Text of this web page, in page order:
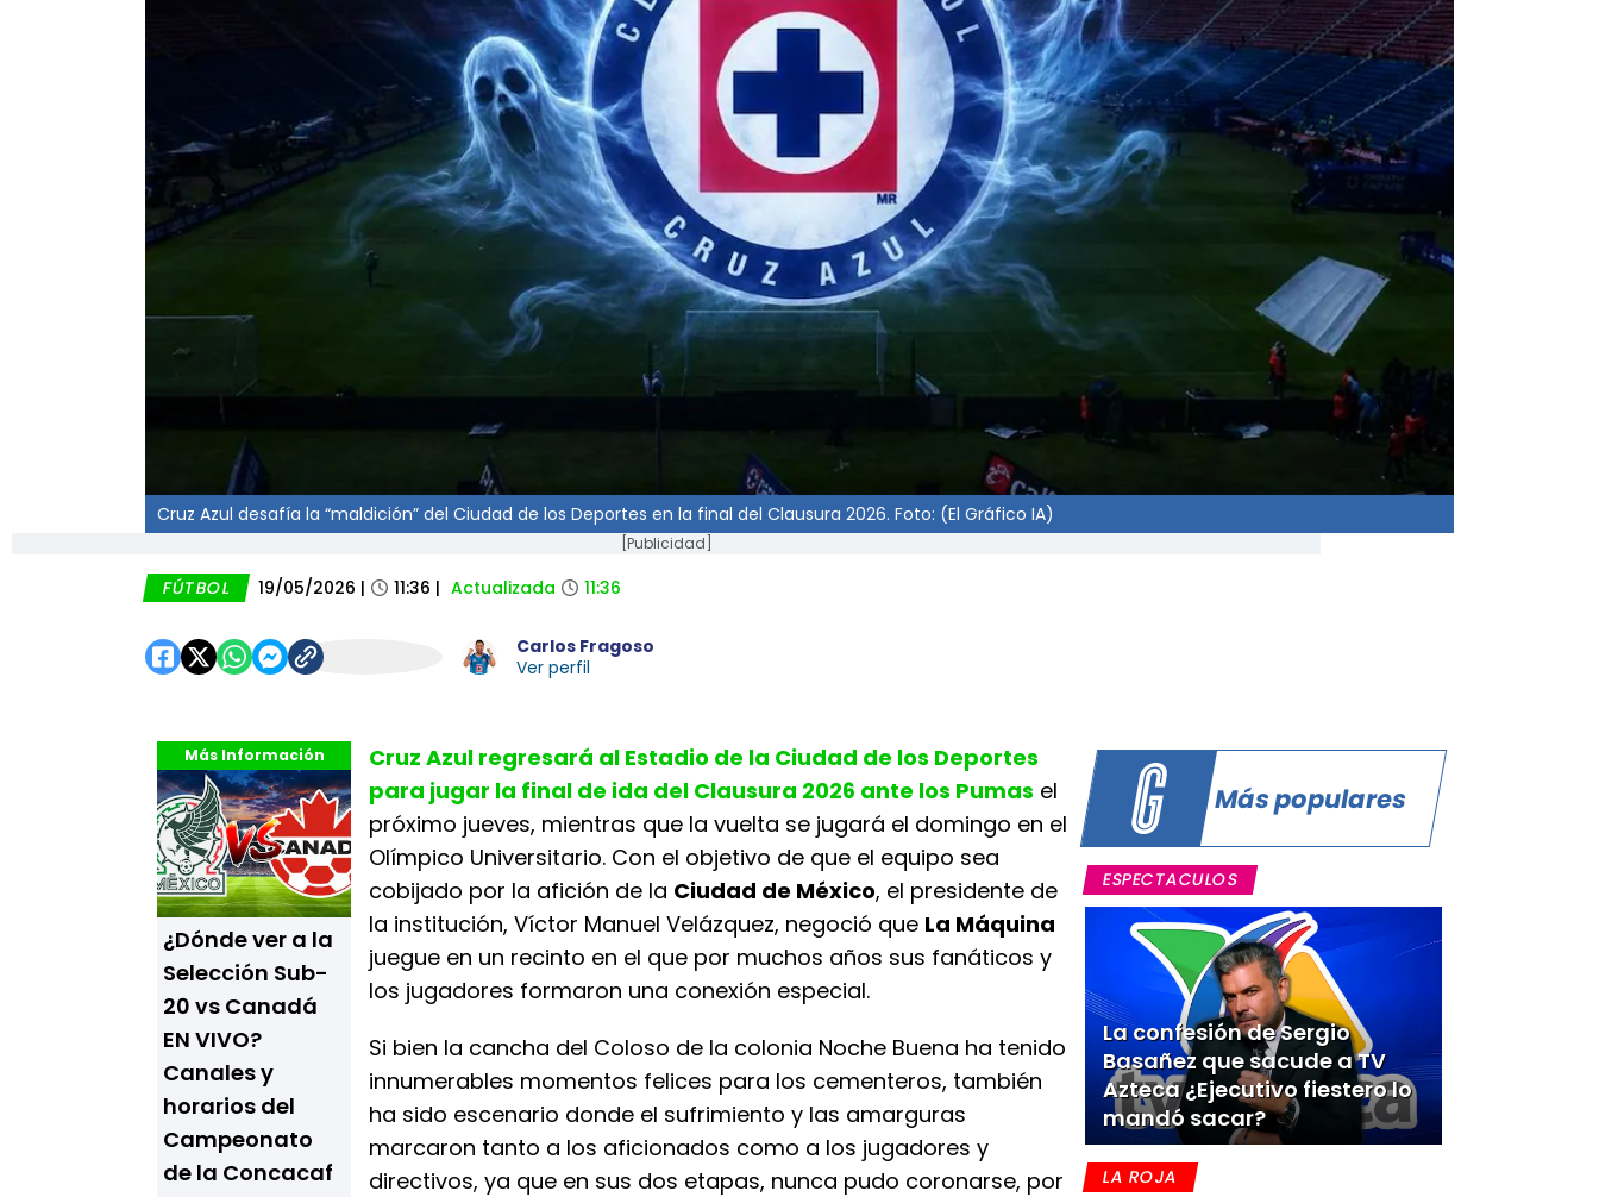
Cruz Azul desafía la “maldición” del Ciudad de los Deportes en la final del Clausura 2026. Foto: (El Gráfico IA)
[Publicidad]
FÚTBOL 19/05/2026 | 11:36 | Actualizada 11:36
Carlos Fragoso
Ver perfil
Más Información
¿Dónde ver a la
Selección Sub-
20 vs Canadá
EN VIVO?
Canales y
horarios del
Campeonato
de la Concacaf
Cruz Azul regresará al Estadio de la Ciudad de los Deportes
para jugar la final de ida del Clausura 2026 ante los Pumas el
próximo jueves, mientras que la vuelta se jugará el domingo en el
Olímpico Universitario. Con el objetivo de que el equipo sea
cobijado por la afición de la Ciudad de México, el presidente de
la institución, Víctor Manuel Velázquez, negoció que La Máquina
juegue en un recinto en el que por muchos años sus fanáticos y
los jugadores formaron una conexión especial.
Si bien la cancha del Coloso de la colonia Noche Buena ha tenido
innumerables momentos felices para los cementeros, también
ha sido escenario donde el sufrimiento y las amarguras
marcaron tanto a los aficionados como a los jugadores y
directivos, ya que en sus dos etapas, nunca pudo coronarse, por
Más populares
ESPECTACULOS
La confesión de Sergio
Basañez que sacude a TV
Azteca ¿Ejecutivo fiestero lo
mandó sacar?
LA ROJA